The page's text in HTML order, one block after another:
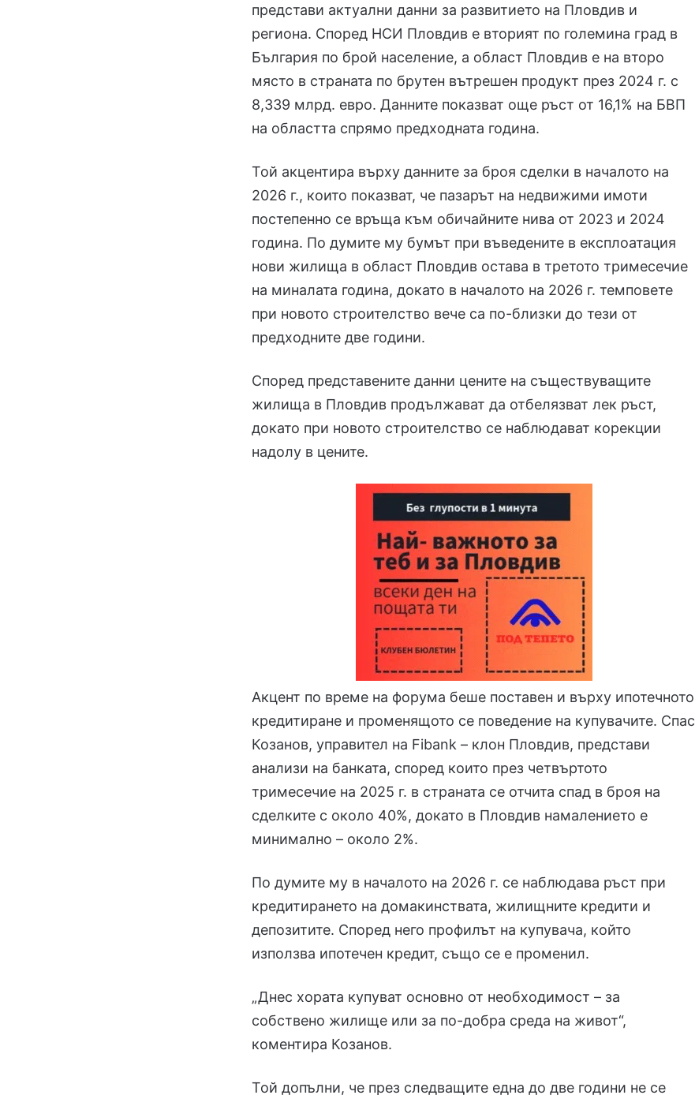
представи актуални данни за развитието на Пловдив и
региона. Според НСИ Пловдив е вторият по големина град в
България по брой население, а област Пловдив е на второ
място в страната по брутен вътрешен продукт през 2024 г. с
8,339 млрд. евро. Данните показват още ръст от 16,1% на БВП
на областта спрямо предходната година.
Той акцентира върху данните за броя сделки в началото на
2026 г., които показват, че пазарът на недвижими имоти
постепенно се връща към обичайните нива от 2023 и 2024
година. По думите му бумът при въведените в експлоатация
нови жилища в област Пловдив остава в третото тримесечие
на миналата година, докато в началото на 2026 г. темповете
при новото строителство вече са по-близки до тези от
предходните две години.
Според представените данни цените на съществуващите
жилища в Пловдив продължават да отбелязват лек ръст,
докато при новото строителство се наблюдават корекции
надолу в цените.
Акцент по време на форума беше поставен и върху ипотечното
кредитиране и променящото се поведение на купувачите. Спас
Козанов, управител на Fibank – клон Пловдив, представи
анализи на банката, според които през четвъртото
тримесечие на 2025 г. в страната се отчита спад в броя на
сделките с около 40%, докато в Пловдив намалението е
минимално – около 2%.
По думите му в началото на 2026 г. се наблюдава ръст при
кредитирането на домакинствата, жилищните кредити и
депозитите. Според него профилът на купувача, който
използва ипотечен кредит, също се е променил.
„Днес хората купуват основно от необходимост – за
собствено жилище или за по-добра среда на живот“,
коментира Козанов.
Той допълни, че през следващите една до две години не се